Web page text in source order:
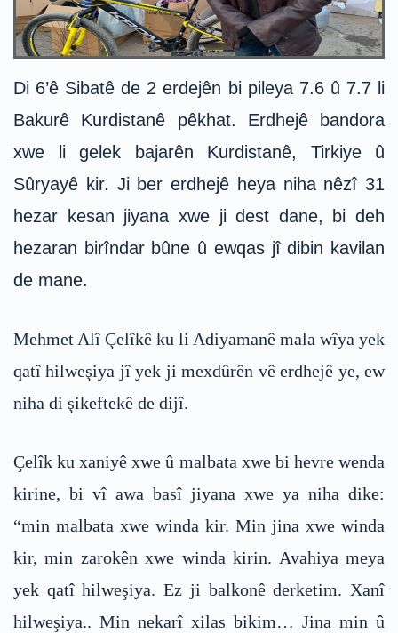
Di 6’ê Sibatê de 2 erdejên bi pileya 7.6 û 7.7 li
Bakurê Kurdistanê pêkhat. Erdhejê bandora
xwe li gelek bajarên Kurdistanê, Tirkiye û
Sûryayê kir. Ji ber erdhejê heya niha nêzî 31
hezar kesan jiyana xwe ji dest dane, bi deh
hezaran birîndar bûne û ewqas jî dibin kavilan
de mane.
Mehmet Alî Çelîkê ku li Adiyamanê mala wîya yek
qatî hilweşiya jî yek ji mexdûrên vê erdhejê ye, ew
niha di şikeftekê de dijî.
Çelîk ku xaniyê xwe û malbata xwe bi hevre wenda
kirine, bi vî awa basî jiyana xwe ya niha dike:
“min malbata xwe winda kir. Min jina xwe winda
kir, min zarokên xwe winda kirin. Avahiya meya
yek qatî hilweşiya. Ez ji balkonê derketim. Xanî
hilweşiya.. Min nekarî xilas bikim… Jina min û